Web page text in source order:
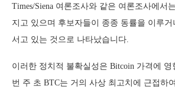
Times/Siena 여론조사와 같은 여론조사에서
지고 있으며 후보자들이 종종 동률을 이루
서고 있는 것으로 나타났습니다.
이러한 정치적 불확실성은 Bitcoin 가격에 영
번 주 초 BTC는 거의 사상 최고치에 근접하